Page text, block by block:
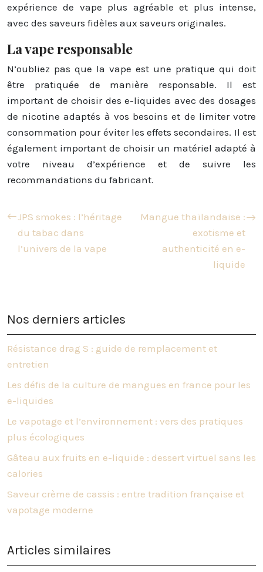
expérience de vape plus agréable et plus intense,
avec des saveurs fidèles aux saveurs originales.
La vape responsable
N’oubliez pas que la vape est une pratique qui doit
être pratiquée de manière responsable. Il est
important de choisir des e-liquides avec des dosages
de nicotine adaptés à vos besoins et de limiter votre
consommation pour éviter les effets secondaires. Il est
également important de choisir un matériel adapté à
votre niveau d’expérience et de suivre les
recommandations du fabricant.
JPS smokes : l’héritage
du tabac dans
l’univers de la vape
Mangue thaïlandaise :
exotisme et
authenticité en e-
liquide
Nos derniers articles
Résistance drag S : guide de remplacement et
entretien
Les défis de la culture de mangues en france pour les
e-liquides
Le vapotage et l’environnement : vers des pratiques
plus écologiques
Gâteau aux fruits en e-liquide : dessert virtuel sans les
calories
Saveur crème de cassis : entre tradition française et
vapotage moderne
Articles similaires